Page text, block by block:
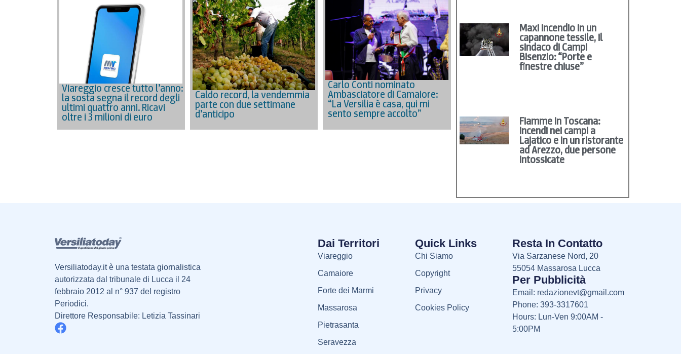
Viareggio cresce tutto l’anno:
la sosta segna il record degli
ultimi quattro anni. Ricavi
oltre i 3 milioni di euro
Caldo record, la vendemmia
parte con due settimane
d’anticipo
Carlo Conti nominato
Ambasciatore di Camaiore:
“La Versilia è casa, qui mi
sento sempre accolto”
Maxi incendio in un
capannone tessile, il
sindaco di Campi
Bisenzio: “Porte e
finestre chiuse”
Fiamme in Toscana:
incendi nei campi a
Lajatico e in un ristorante
ad Arezzo, due persone
intossicate
Versiliatoday.it è una testata giornalistica
autorizzata dal tribunale di Lucca il 24
febbraio 2012 al n° 937 del registro
Periodici.
Direttore Responsabile: Letizia Tassinari
Dai Territori
Viareggio
Camaiore
Forte dei Marmi
Massarosa
Pietrasanta
Seravezza
Quick Links
Chi Siamo
Copyright
Privacy
Cookies Policy
Resta In Contatto
Via Sarzanese Nord, 20
55054 Massarosa Lucca
Per Pubblicità
Email: redazionevt@gmail.com
Phone: 393-3317601
Hours: Lun-Ven 9:00AM -
5:00PM